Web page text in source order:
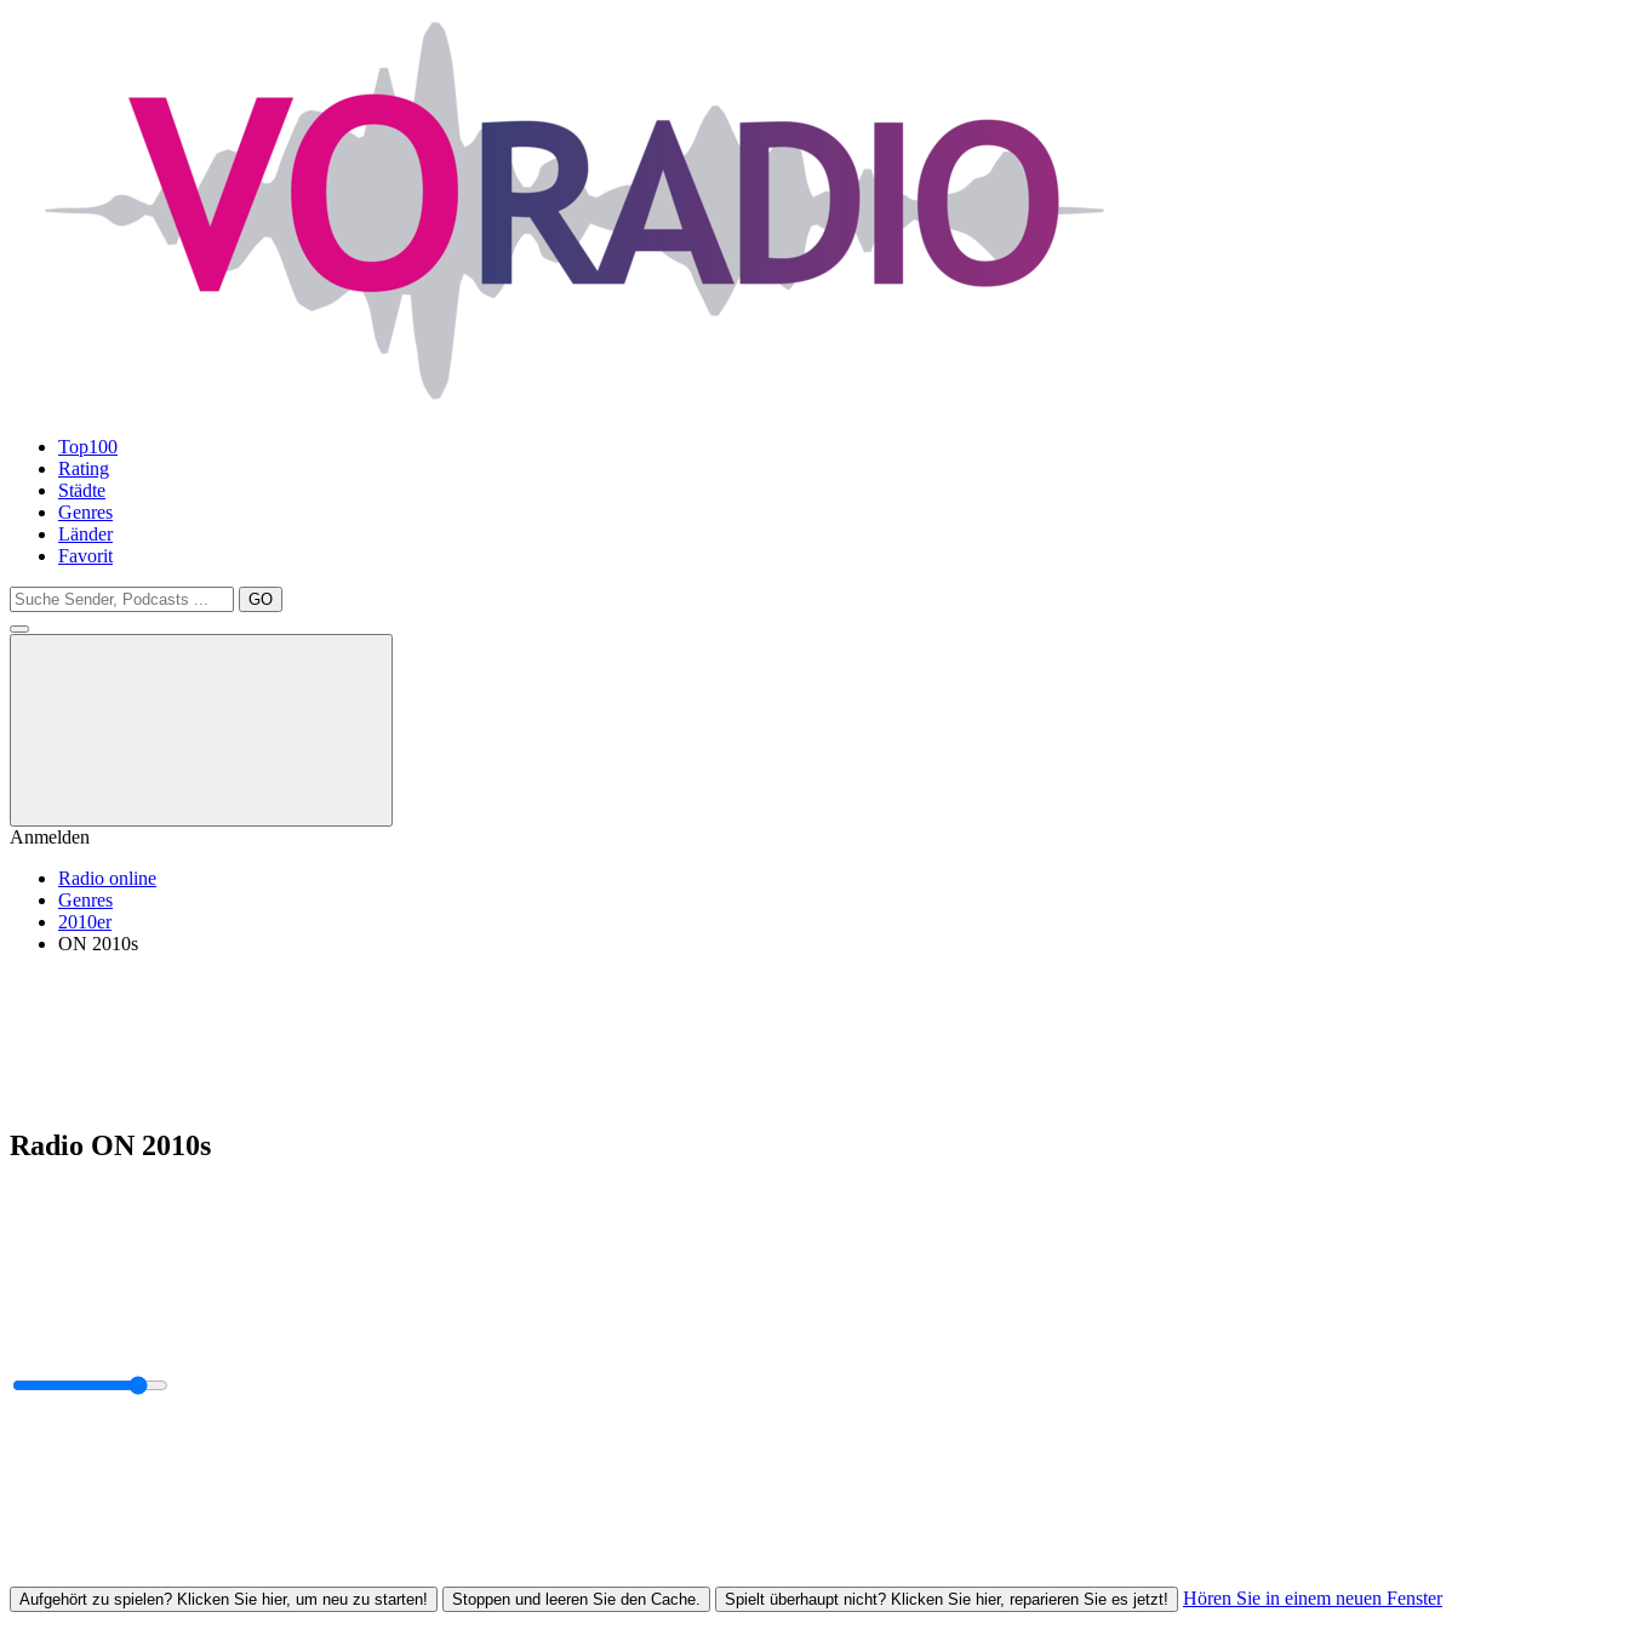
Top100
Rating
Städte
Genres
Länder
Favorit
GO
Anmelden
Radio online
Genres
2010er
ON 2010s
Radio ON 2010s
Aufgehört zu spielen? Klicken Sie hier, um neu zu starten! Stoppen und leeren Sie den Cache. Spielt überhaupt nicht? Klicken Sie hier, reparieren Sie es jetzt! Hören Sie in einem neuen Fenster